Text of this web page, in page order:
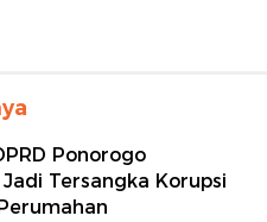
Ponorogo
Tersangka Korupsi